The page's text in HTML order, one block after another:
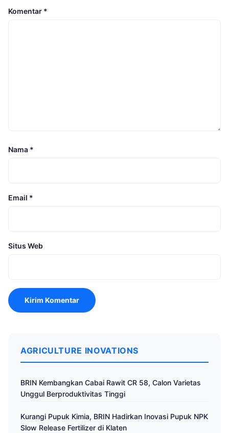
Komentar *
Nama *
Email *
Situs Web
AGRICULTURE INOVATIONS
BRIN Kembangkan Cabai Rawit CR 58, Calon Varietas
Unggul Berproduktivitas Tinggi
Kurangi Pupuk Kimia, BRIN Hadirkan Inovasi Pupuk NPK
Slow Release Fertilizer di Klaten